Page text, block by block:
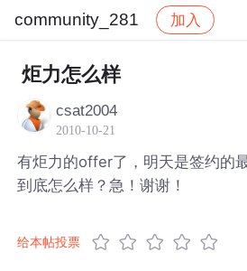
community_281 加入
社区 community_281
炬力怎么样
csat2004
2010-10-21
有炬力的offer了，明天是签约的
到底怎么样？急！谢谢！
给本帖投票